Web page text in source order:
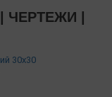
ЧЕРТЕЖИ |
30х30